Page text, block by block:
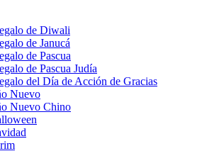
de Diwali
de Janucá
de Pascua
de Pascua Judía
del Día de Acción de Gracias
Nuevo
Nuevo Chino